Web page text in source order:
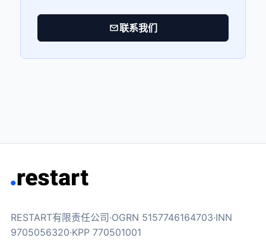
联系我们
RESTART有限责任公司·OGRN 5157746164703·INN
9705056320·KPP 770501001